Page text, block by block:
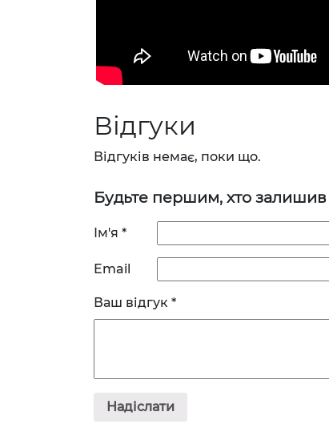
Відгуки
Відгуків немає, поки що.
Будьте першим, хто залишив
Ім'я *
Email
Ваш відгук *